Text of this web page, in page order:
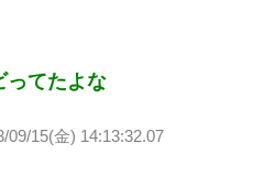
ってたよな
09/15(金) 14:13:32.07